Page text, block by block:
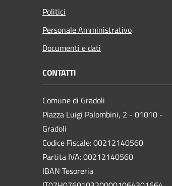
Politici
Personale Amministrativo
Documenti e dati
CONTATTI
Comune di Gradoli
Piazza Luigi Palombini, 2 - 01010 -
Gradoli
Codice Fiscale: 00212140560
Partita IVA: 00212140560
IBAN Tesoreria